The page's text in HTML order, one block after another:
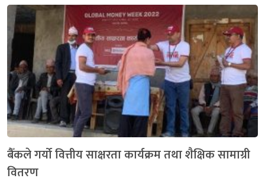
बैँकले गर्यो वित्तीय साक्षरता कार्यक्रम तथा शैक्षिक सामाग्री
वितरण